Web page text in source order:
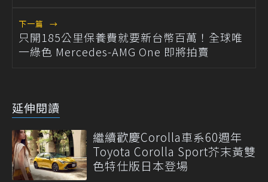
下一篇 →
只開185公里保養費就要新台幣百萬！全球唯
一綠色 Mercedes-AMG One 即將拍賣
延伸閱讀
繼續歡慶Corolla車系60週年
Toyota Corolla Sport芥末黃雙
色特仕版日本登場